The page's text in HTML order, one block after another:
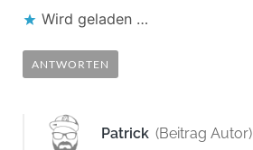
Wird geladen …
ANTWORTEN
Patrick (Beitrag Autor)